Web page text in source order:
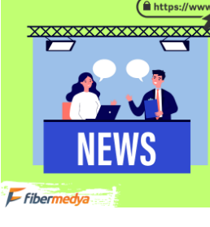
Giriş
Henüz
Hemen Hesap